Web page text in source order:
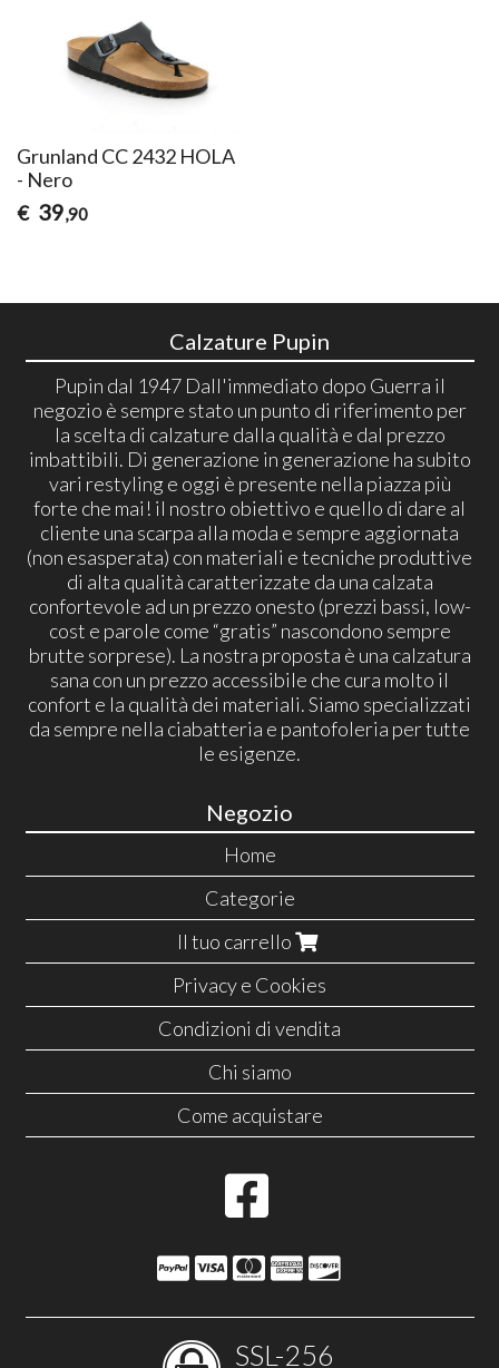
Grunland CC 2432 HOLA
- Nero
€ 39,90
Calzature Pupin
Pupin dal 1947 Dall'immediato dopo Guerra il
negozio è sempre stato un punto di riferimento per
la scelta di calzature dalla qualità e dal prezzo
imbattibili. Di generazione in generazione ha subito
vari restyling e oggi è presente nella piazza più
forte che mai! il nostro obiettivo e quello di dare al
cliente una scarpa alla moda e sempre aggiornata
(non esasperata) con materiali e tecniche produttive
di alta qualità caratterizzate da una calzata
confortevole ad un prezzo onesto (prezzi bassi, low-
cost e parole come “gratis” nascondono sempre
brutte sorprese). La nostra proposta è una calzatura
sana con un prezzo accessibile che cura molto il
confort e la qualità dei materiali. Siamo specializzati
da sempre nella ciabatteria e pantofoleria per tutte
le esigenze.
Negozio
Home
Categorie
Il tuo carrello
Privacy e Cookies
Condizioni di vendita
Chi siamo
Come acquistare
SSL-256